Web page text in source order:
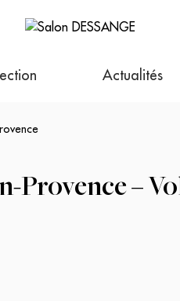
Actualités
Provence –